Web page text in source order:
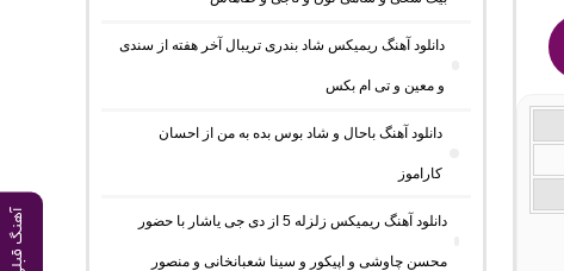
آهنگ قبلی
دانلود آهنگ ریمیکس شاد بندری تریبال آخر هفته از سندی
و معین و تی ام بکس
دانلود آهنگ باحال و شاد بوس بده به من از احسان
کاراموز
دانلود آهنگ ریمیکس زلزله 5 از دی جی یاشار با حضور
محسن چاوشی و اپیکور و سینا شعبانخانی و منصور